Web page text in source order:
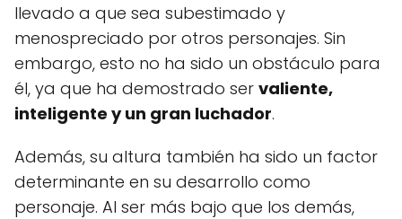
llevado a que sea subestimado y
menospreciado por otros personajes. Sin
embargo, esto no ha sido un obstáculo para
él, ya que ha demostrado ser valiente,
inteligente y un gran luchador.
Además, su altura también ha sido un factor
determinante en su desarrollo como
personaje. Al ser más bajo que los demás,